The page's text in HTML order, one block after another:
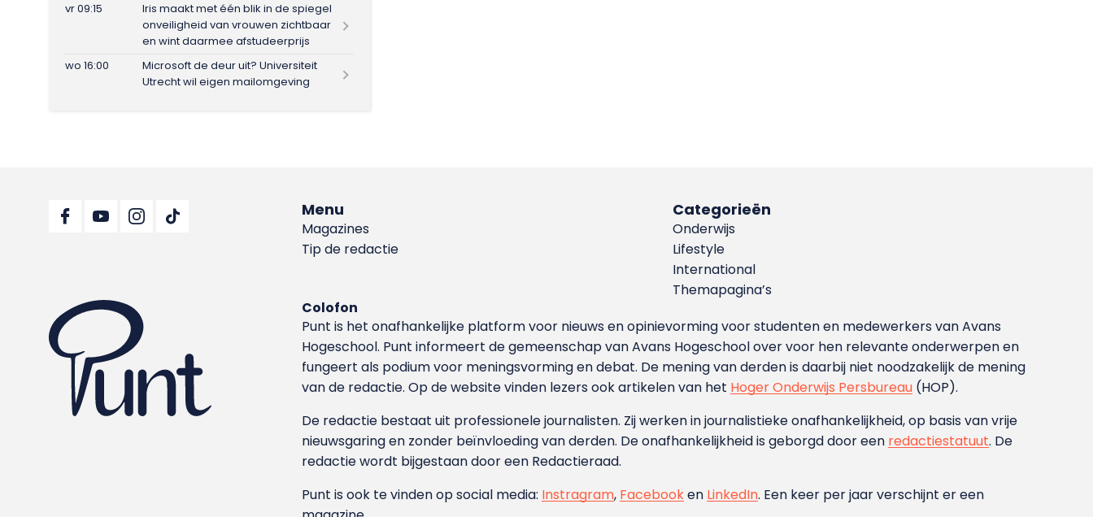
vr 09:15
Iris maakt met één blik in de spiegel
onveiligheid van vrouwen zichtbaar
en wint daarmee afstudeerprijs
wo 16:00
Microsoft de deur uit? Universiteit
Utrecht wil eigen mailomgeving
Menu
Magazines
Tip de redactie
Categorieën
Onderwijs
Lifestyle
International
Themapagina’s
Colofon
Punt is het onafhankelijke platform voor nieuws en opinievorming voor studenten en medewerkers van Avans
Hoge­school. Punt informeert de gemeenschap van Avans Hogeschool over voor hen relevante onderwerpen en
fungeert als podium voor meningsvorming en debat. De mening van derden is daarbij niet noodzakelijk de mening
van de redactie. Op de website vinden lezers ook artikelen van het Hoger Onderwijs Persbureau (HOP).
De redactie bestaat uit professionele journalisten. Zij werken in journalistieke onafhankelijkheid, op basis van vrije
nieuwsgaring en zonder beïnvloeding van derden. De onafhankelijkheid is geborgd door een redactiestatuut. De
redactie wordt bijgestaan door een Redactieraad.
Punt is ook te vinden op social media: Instragram, Facebooken LinkedIn. Een keer per jaar verschijnt er een